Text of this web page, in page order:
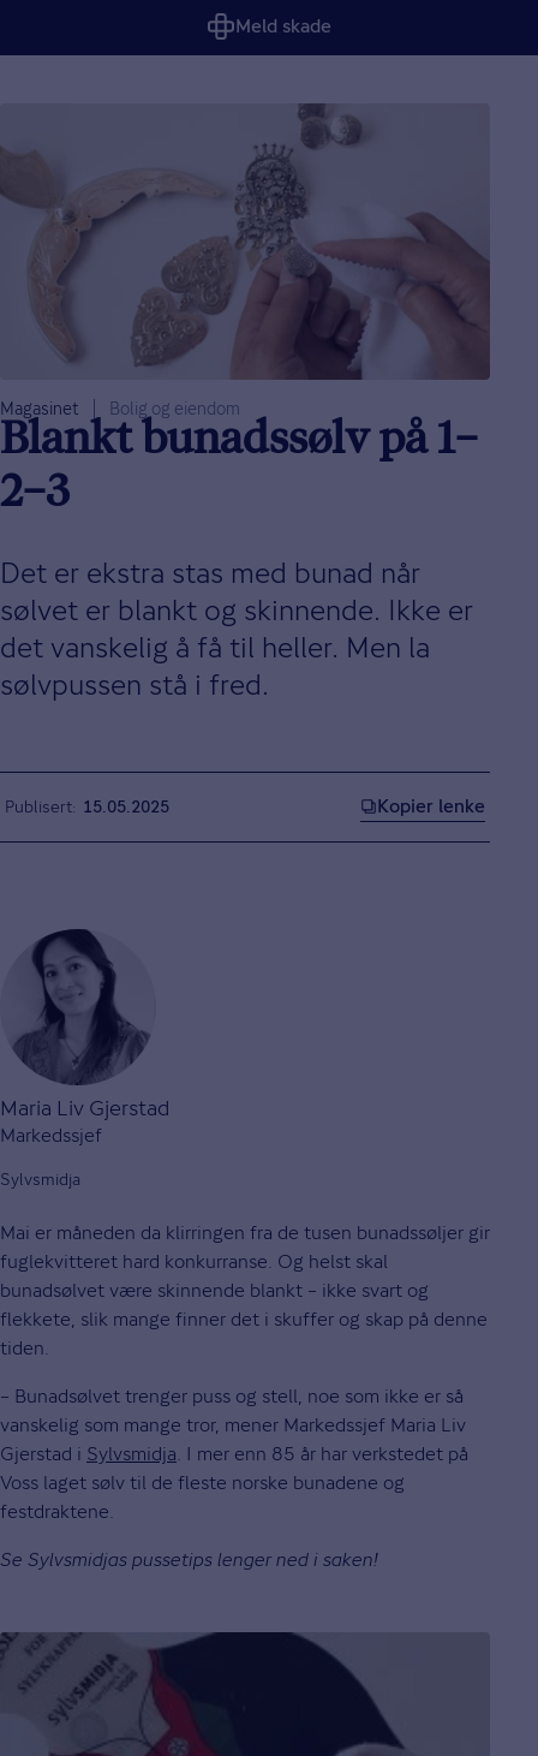
Meld skade
Magasinet Bolig og eiendom
Blankt bunadssølv på 1–
2–3
Det er ekstra stas med bunad når
sølvet er blankt og skinnende. Ikke er
det vanskelig å få til heller. Men la
sølvpussen stå i fred.
Publisert 15.05.2025 Kopier lenke
Maria Liv Gjerstad
Markedssjef
Sylvsmidja
Mai er måneden da klirringen fra de tusen bunadssøljer gir
fuglekvitteret hard konkurranse. Og helst skal
bunadsølvet være skinnende blankt – ikke svart og
flekkete, slik mange finner det i skuffer og skap på denne
tiden.
– Bunadsølvet trenger puss og stell, noe som ikke er så
vanskelig som mange tror, mener Markedssjef Maria Liv
Gjerstad i Sylvsmidja . I mer enn 85 år har verkstedet på
Voss laget sølv til de fleste norske bunadene og
festdraktene.
Se Sylvsmidjas pussetips lenger ned i saken!